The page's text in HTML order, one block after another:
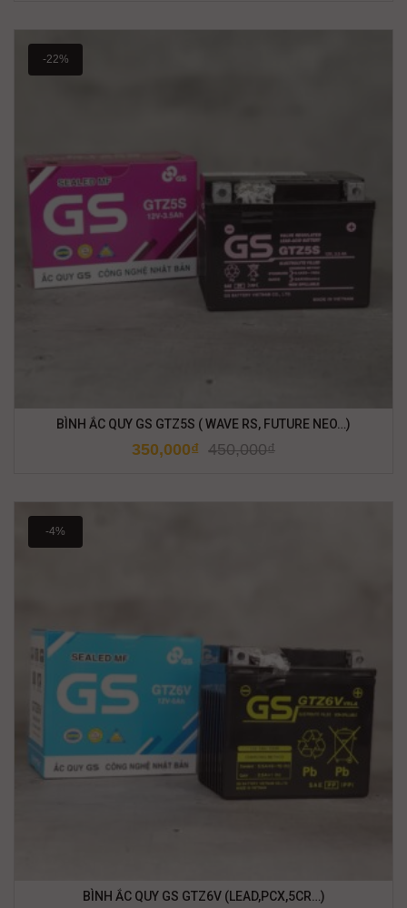
-22%
BÌNH ẮC QUY GS GTZ5S ( WAVE RS, FUTURE NEO…)
450,000₫
350,000₫
-4%
BÌNH ẮC QUY GS GTZ6V (LEAD,PCX,5CR…)